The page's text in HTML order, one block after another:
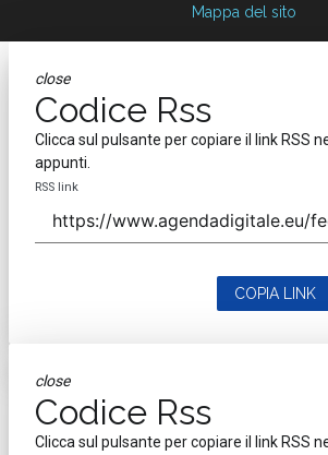
Mappa del sito
close
Codice Rss
Clicca sul pulsante per copiare il link RSS
appunti.
RSS link
COPIA LINK
close
Codice Rss
Clicca sul pulsante per copiare il link RSS